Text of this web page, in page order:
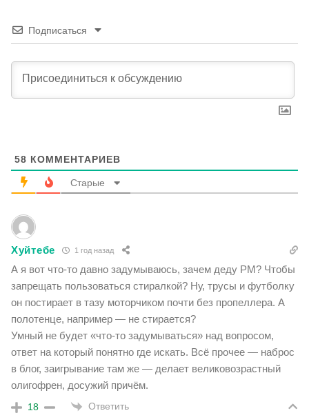
Подписаться
58 КОММЕНТАРИЕВ
Старые
Хуйтебе 1 год назад
А я вот что-то давно задумываюсь, зачем деду РМ? Чтобы
запрещать пользоваться стиралкой? Ну, трусы и футболку
он постирает в тазу моторчиком почти без пропеллера. А
полотенце, например — не стирается?
Умный не будет «что-то задумываться» над вопросом,
ответ на который понятно где искать. Всё прочее — наброс
в блог, заигрывание там же — делает великовозрастный
олигофрен, досужий причём.
18 Ответить